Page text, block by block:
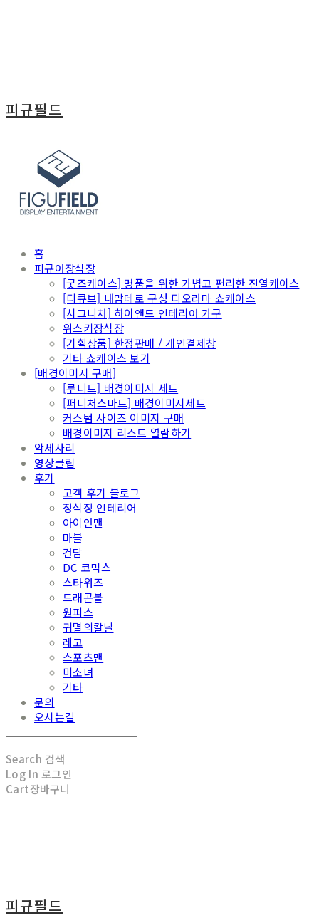
피규필드
홈
피규어장식장
[굿즈케이스] 명품을 위한 가볍고 편리한 진열케이스
[디큐브] 내맘데로 구성 디오라마 쇼케이스
[시그니처] 하이앤드 인테리어 가구
위스키장식장
[기획상품] 한정판매 / 개인결제창
기타 쇼케이스 보기
[배경이미지 구매]
[루니트] 배경이미지 세트
[퍼니처스마트] 배경이미지세트
커스텀 사이즈 이미지 구매
배경이미지 리스트 열람하기
악세사리
영상클립
후기
고객 후기 블로그
장식장 인테리어
아이언맨
마블
건담
DC 코믹스
스타워즈
드래곤볼
원피스
귀멸의칼날
레고
스포츠맨
미소녀
기타
문의
오시는길
Search 검색
Log In 로그인
Cart장바구니
피규필드